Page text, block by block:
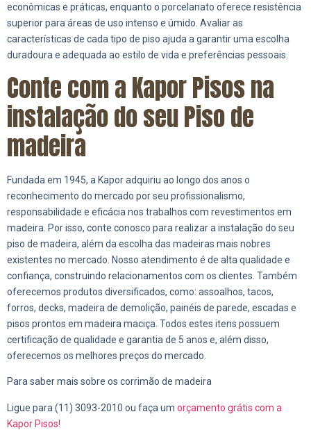
econômicas e práticas, enquanto o porcelanato oferece resistência
superior para áreas de uso intenso e úmido. Avaliar as
características de cada tipo de piso ajuda a garantir uma escolha
duradoura e adequada ao estilo de vida e preferências pessoais.
Conte com a Kapor Pisos na
instalação do seu Piso de
madeira
Fundada em 1945, a Kapor adquiriu ao longo dos anos o
reconhecimento do mercado por seu profissionalismo,
responsabilidade e eficácia nos trabalhos com revestimentos em
madeira. Por isso, conte conosco para realizar a instalação do seu
piso de madeira, além da escolha das madeiras mais nobres
existentes no mercado. Nosso atendimento é de alta qualidade e
confiança, construindo relacionamentos com os clientes. Também
oferecemos produtos diversificados, como: assoalhos, tacos,
forros, decks, madeira de demolição, painéis de parede, escadas e
pisos prontos em madeira maciça. Todos estes itens possuem
certificação de qualidade e garantia de 5 anos e, além disso,
oferecemos os melhores preços do mercado.
Para saber mais sobre os corrimão de madeira
Ligue para (11) 3093-2010 ou faça um orçamento grátis com a
Kapor Pisos!